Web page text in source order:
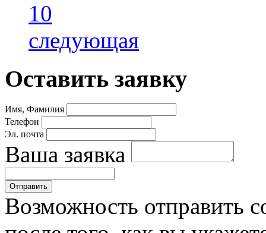
10
следующая
Оставить заявку
Имя, Фамилия
Телефон
Эл. почта
Ваша заявка
Возможность отправить